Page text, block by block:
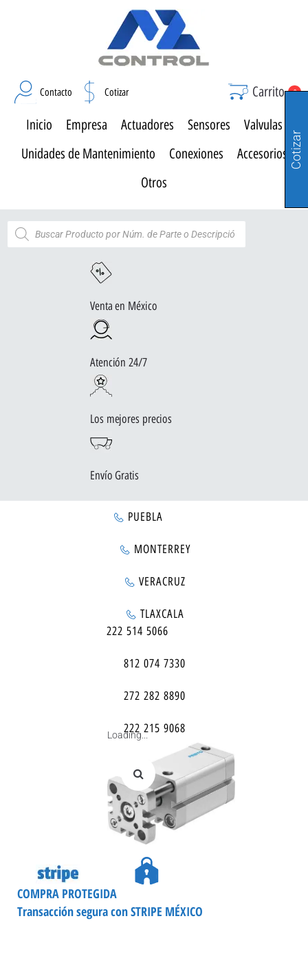
Contacto Cotizar Carrito 0
Inicio Empresa Actuadores Sensores
Valvulas
Unidades de Mantenimiento
Conexiones
Accesorios
Otros
Venta en México
Atención 24/7
Los mejores precios
Envío Gratis
PUEBLA
MONTERREY
VERACRUZ
TLAXCALA
222 514 5066
812 074 7330
272 282 8890
222 215 9068
Loading...
Transacción segura con STRIPE MÉXICO
COMPRA PROTEGIDA
Cotizar